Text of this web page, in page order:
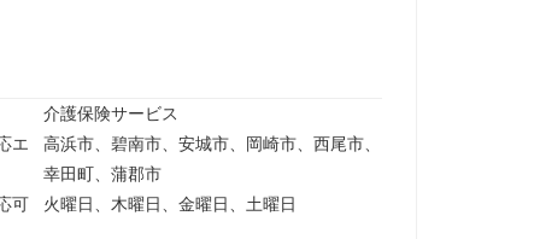
介護保険サービス
エ
高浜市、碧南市、安城市、岡崎市、西尾市、
幸田町、蒲郡市
可
火曜日、木曜日、金曜日、土曜日